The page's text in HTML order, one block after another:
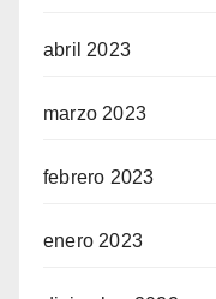
abril 2023
marzo 2023
febrero 2023
enero 2023